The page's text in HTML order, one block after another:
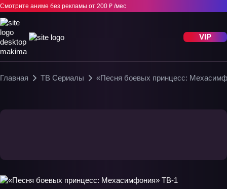
Смотрите аниме без рекламы от 200 ₽ /мес
VIP
Главная ТВ Сериалы «Песня боевых принцесс: